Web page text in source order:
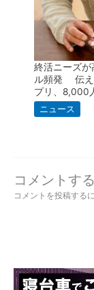
終活ニーズ
ル頻発 伝え
プリ、8,000
ニュース
コメントする
コメントを投稿する